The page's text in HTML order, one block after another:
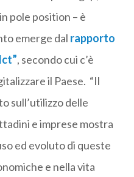
pole position – è
emerge dal rapporto
, secondo cui c’è
il Paese. “Il
sull’utilizzo delle
e imprese mostra
ed evoluto di queste
e nella vita